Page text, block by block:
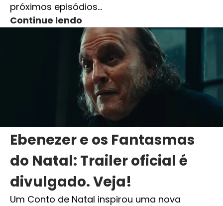
próximos episódios…
Continue lendo
Ebenezer e os Fantasmas
do Natal: Trailer oficial é
divulgado. Veja!
Um Conto de Natal inspirou uma nova